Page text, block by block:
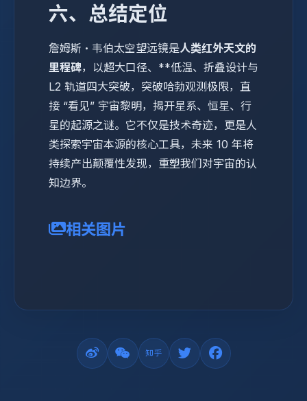
六、总结定位
詹姆斯・韦伯太空望远镜是人类红外天文的
里程碑，以超大口径、**低温、折叠设计与
L2 轨道四大突破，突破哈勃观测极限，直
接 “看见” 宇宙黎明，揭开星系、恒星、行
星的起源之谜。它不仅是技术奇迹，更是人
类探索宇宙本源的核心工具，未来 10 年将
持续产出颠覆性发现，重塑我们对宇宙的认
知边界。
相关图片